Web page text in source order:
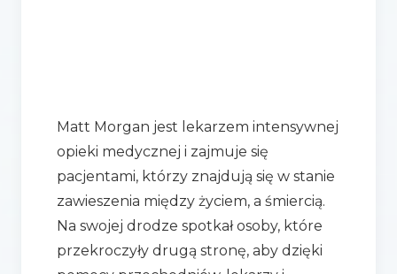
Matt Morgan jest lekarzem intensywnej
opieki medycznej i zajmuje się
pacjentami, którzy znajdują się w stanie
zawieszenia między życiem, a śmiercią.
Na swojej drodze spotkał osoby, które
przekroczyły drugą stronę, aby dzięki